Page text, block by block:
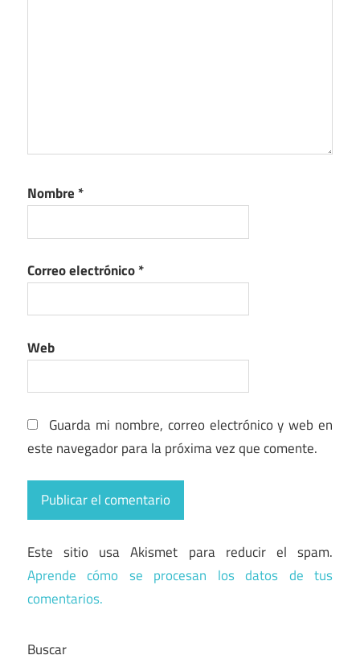
Nombre *
Correo electrónico*
Web
Guarda mi nombre, correo electrónico y web en
este navegador para la próxima vez que comente.
Este sitio usa Akismet para reducir el spam.
Aprende cómo se procesan los datos de tus
comentarios.
Buscar